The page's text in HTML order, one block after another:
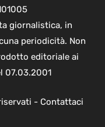
giornalistica, in
periodicità. Non
editoriale ai
07.03.2001
- Contattaci